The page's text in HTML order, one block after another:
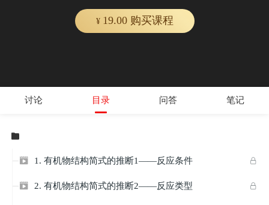
¥ 19.00 购买课程
讨论 目录 问答 笔记


 1. 有机物结构简式的推断1——反应条件

 2. 有机物结构简式的推断2——反应类型